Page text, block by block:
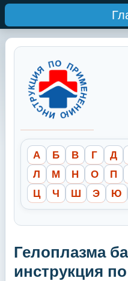
А Б В Г Д
Л
М Н О П
Ц
Ч Ш Э Ю
Гелоплазма
инструкция